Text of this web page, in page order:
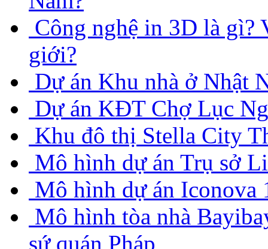
Công nghệ in 3D là gì?
giới?
Dự án Khu nhà ở Nhật
Dự án KĐT Chợ Lục
Khu đô thị Stella City
Mô hình dự án Trụ sở
Mô hình dự án Iconova
Mô hình tòa nhà
sứ quán Pháp